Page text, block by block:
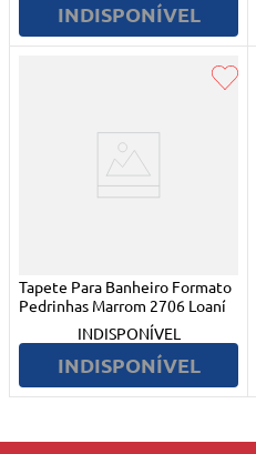
INDISPONÍVEL
Tapete Para Banheiro Formato
Pedrinhas Marrom 2706 Loaní
INDISPONÍVEL
INDISPONÍVEL